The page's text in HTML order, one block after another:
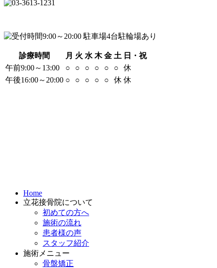
診療時間 月 火 水 木 金 土 日・祝
午前9:00～13:00
○ ○ ○ ○ ○ ○
休
午後16:00～20:00 ○ ○ ○ ○ ○ 休 休
Home
立花接骨院について
初めての方へ
施術の流れ
患者様の声
スタッフ紹介
施術メニュー
骨盤矯正